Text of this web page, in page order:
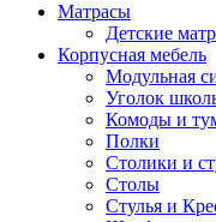
Матрасы
Детские
Корпусная мебель
Модульная
Уголок
Комоды и
Полки
Столики и
Столы
Стулья и